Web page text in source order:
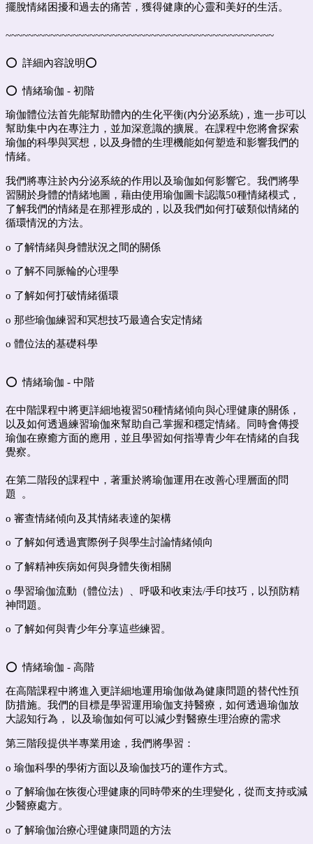
擺脫情緒困擾和過去的痛苦，獲得健康的心靈和美好的生活。
~~~~~~~~~~~~~~~~~~~~~~~~~~~~~~~~~~~~~~~~~~~~~~~~
⭕️ 詳細內容說明⭕️
⭕️ 情緒瑜伽 - 初階
瑜伽體位法首先能幫助體內的生化平衡(內分泌系統)，進一步可以
幫助集中內在專注力，並加深意識的擴展。在課程中您將會探索
瑜伽的科學與冥想，以及身體的生理機能如何塑造和影響我們的
情緒。
我們將專注於內分泌系統的作用以及瑜伽如何影響它。我們將學
習關於身體的情緒地圖，藉由使用瑜伽圖卡認識50種情緒模式，
了解我們的情緒是在那裡形成的，以及我們如何打破類似情緒的
循環情況的方法。
o 了解情緒與身體狀況之間的關係
o 了解不同脈輪的心理學
o 了解如何打破情緒循環
o 那些瑜伽練習和冥想技巧最適合安定情緒
o 體位法的基礎科學
⭕️ 情緒瑜伽 - 中階
在中階課程中將更詳細地複習50種情緒傾向與心理健康的關係，
以及如何透過練習瑜伽來幫助自己掌握和穩定情緒。同時會傳授
瑜伽在療癒方面的應用，並且學習如何指導青少年在情緒的自我
覺察。
在第二階段的課程中，著重於將瑜伽運用在改善心理層面的問
題 。
o 審查情緒傾向及其情緒表達的架構
o 了解如何透過實際例子與學生討論情緒傾向
o 了解精神疾病如何與身體失衡相關
o 學習瑜伽流動（體位法）、呼吸和收束法/手印技巧，以預防精
神問題。
o 了解如何與青少年分享這些練習。
⭕️ 情緒瑜伽 - 高階
在高階課程中將進入更詳細地運用瑜伽做為健康問題的替代性預
防措施。我們的目標是學習運用瑜伽支持醫療，如何透過瑜伽放
大認知行為， 以及瑜伽如何可以減少對醫療生理治療的需求
第三階段提供半專業用途，我們將學習：
o 瑜伽科學的學術方面以及瑜伽技巧的運作方式。
o 了解瑜伽在恢復心理健康的同時帶來的生理變化，從而支持或減
少醫療處方。
o 了解瑜伽治療心理健康問題的方法